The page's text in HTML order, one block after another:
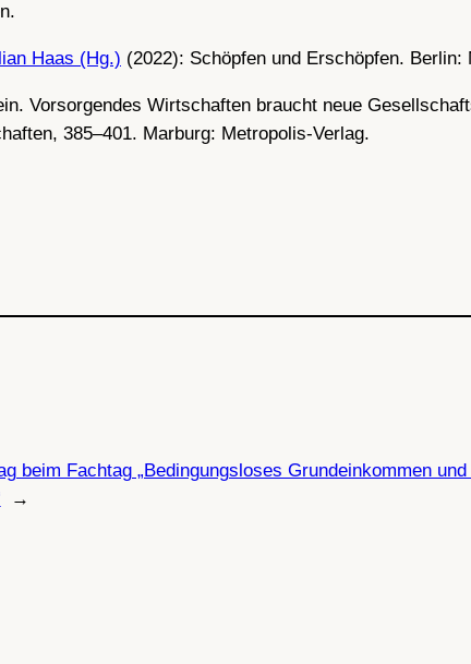
Haas (Hg.) (2022): Schöpfen und Erschöpfen.
Vorsorgendes Wirtschaften braucht neue
385–401. Marburg: Metropolis-Verlag.
beim Fachtag „Bedingungsloses Grundeinkommen
→